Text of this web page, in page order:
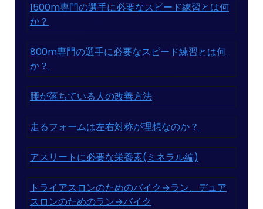
1500m専門の選手に必要なスピード練習とは何
か？
800m専門の選手に必要なスピード練習とは何
か？
腰が落ちている人の改善方法
走るフォームは左右対称が理想なのか？
アスリートに必要な栄養素(ミネラル編)
トライアスロンのためのバイク→ラン、デュア
スロンのためのラン→バイク